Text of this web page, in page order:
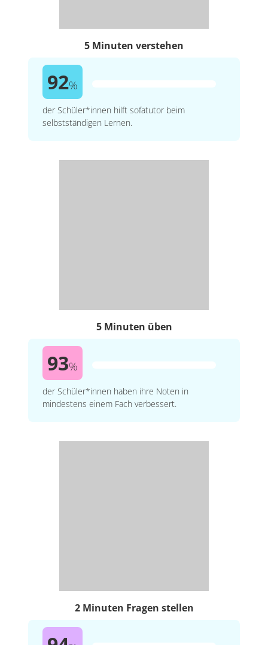
5 Minuten verstehen
92%
der Schüler*innen hilft sofatutor beim
selbstständigen Lernen.
5 Minuten üben
93%
der Schüler*innen haben ihre Noten in
mindestens einem Fach verbessert.
2 Minuten Fragen stellen